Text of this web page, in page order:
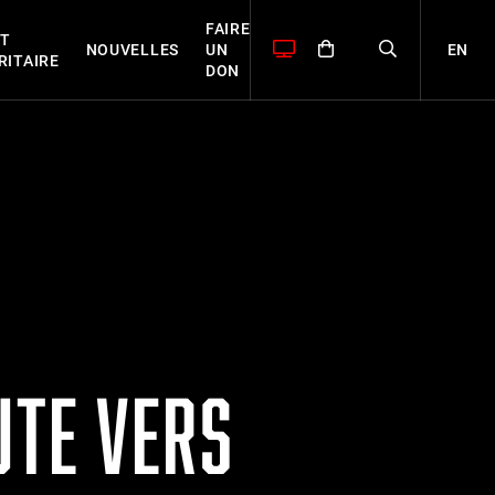
NOUVELLES
FAIRE
UN
DON
EN
VERS